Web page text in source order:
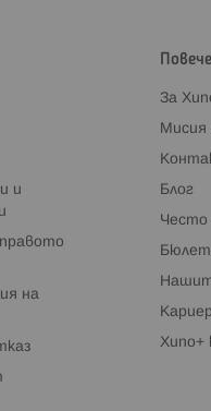
и
на
За
Мисия
Блог
Често
Хипо+